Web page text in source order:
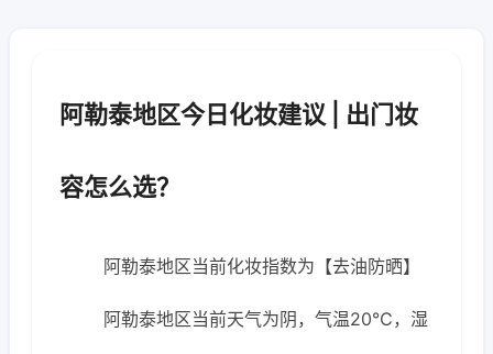
阿勒泰地区今日化妆建议 | 出门妆
容怎么选？
阿勒泰地区当前化妆指数为【去油防晒】
阿勒泰地区当前天气为阴，气温20℃，湿